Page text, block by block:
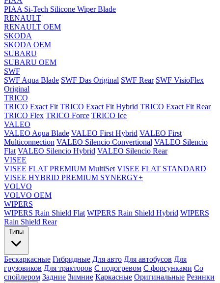
PIAA Si-Tech Silicone Wiper Blade
RENAULT
RENAULT OEM
SKODA
SKODA OEM
SUBARU
SUBARU OEM
SWF
SWF Aqua Blade SWF Das Original SWF Rear SWF VisioFlex
Original
TRICO
TRICO Exact Fit TRICO Exact Fit Hybrid TRICO Exact Fit Rear
TRICO Flex TRICO Force TRICO Ice
VALEO
VALEO Aqua Blade VALEO First Hybrid VALEO First
Multiconnection VALEO Silencio Convertional VALEO Silencio
Flat VALEO Silencio Hybrid VALEO Silencio Rear
VISEE
VISEE FLAT PREMIUM MultiSet VISEE FLAT STANDARD
VISEE HYBRID PREMIUM SYNERGY+
VOLVO
VOLVO OEM
WIPERS
WIPERS Rain Shield Flat WIPERS Rain Shield Hybrid WIPERS
Rain Shield Rear
Типы
Бескаркасные Гибридные Для авто Для автобусов Для
грузовиков Для тракторов С подогревом С форсунками Со
спойлером Задние Зимние Каркасные Оригинальные Резинки